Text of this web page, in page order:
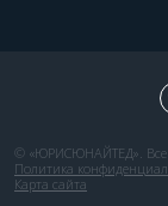
© «ЮРИСЮНАЙТЕД». Все
Политика
Карта сайта